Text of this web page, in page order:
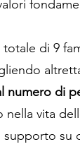
di 9
numero di
vita
supporto su